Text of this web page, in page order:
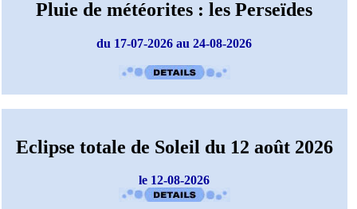
Pluie de météorites : les Perseïdes
du 17-07-2026 au 24-08-2026
Eclipse totale de Soleil du 12 août 2026
le 12-08-2026